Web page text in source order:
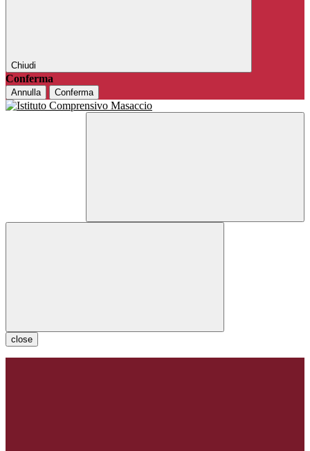
Chiudi
Conferma
Annulla Conferma
close